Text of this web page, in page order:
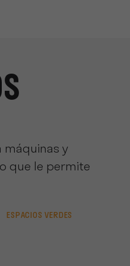
máquinas y
que le permite
ESPACIOS VERDES